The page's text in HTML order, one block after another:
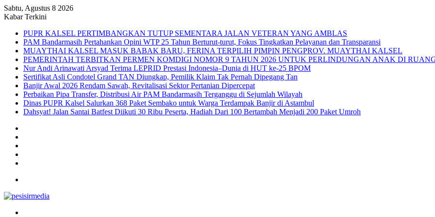
Sabtu, Agustus 8 2026
Kabar Terkini
PUPR KALSEL PERTIMBANGKAN TUTUP SEMENTARA JALAN VETERAN YANG AMBLAS
PAM Bandarmasih Pertahankan Opini WTP 25 Tahun Berturut-turut, Fokus Tingkatkan Pelayanan dan Transparansi
MUAYTHAI KALSEL MASUK BABAK BARU, FERINA TERPILIH PIMPIN PENGPROV. MUAYTHAI KALSEL
PEMERINTAH TERBITKAN PERMEN KOMDIGI NOMOR 9 TAHUN 2026 UNTUK PERLINDUNGAN ANAK DI
Nur Andi Arinawati Arsyad Terima LEPRID Prestasi Indonesia–Dunia di HUT ke-25 BPOM
Sertifikat Asli Condotel Grand TAN Diungkap, Pemilik Klaim Tak Pernah Dipegang Tan
Banjir Awal 2026 Rendam Sawah, Revitalisasi Sektor Pertanian Dipercepat
Perbaikan Pipa Transfer, Distribusi Air PAM Bandarmasih Terganggu di Sejumlah Wilayah
Dinas PUPR Kalsel Salurkan 368 Paket Sembako untuk Warga Terdampak Banjir di Astambul
Dahsyat! Jalan Santai Batfest Diikuti 30 Ribu Peserta, Hadiah Dari 100 Bertambah Menjadi 200 Paket Umroh